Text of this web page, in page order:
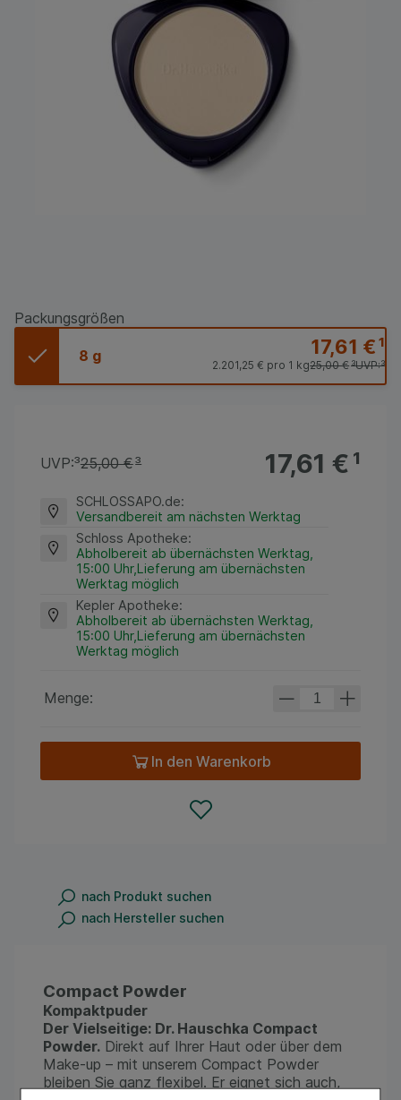
Packungsgrößen
8 g 17,61 €¹
UVP:³
25,00 €³
2.201,25 € pro 1 kg
17,61 €¹
UVP:³25,00 €³
SCHLOSSAPO.de:
Versandbereit am nächsten Werktag
Schloss Apotheke:
Abholbereit ab übernächsten Werktag,
15:00 Uhr,Lieferung am übernächsten
Werktag möglich
Kepler Apotheke:
Abholbereit ab übernächsten Werktag,
15:00 Uhr,Lieferung am übernächsten
Werktag möglich
Menge:
In den Warenkorb
nach Produkt suchen
nach Hersteller suchen
Compact Powder
Kompaktpuder
Der Vielseitige: Dr. Hauschka Compact
Powder. Direkt auf Ihrer Haut oder über dem
Make-up – mit unserem Compact Powder
bleiben Sie ganz flexibel. Er eignet sich auch,